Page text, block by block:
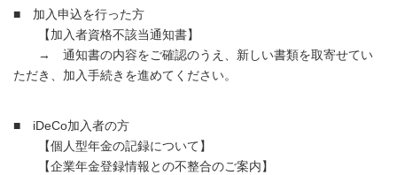
■ 加入申込を行った方
【加入者資格不該当通知書】
→ 通知書の内容をご確認のうえ、新しい書類を取寄せてい
ただき、加入手続きを進めてください。
■ iDeCo加入者の方
【個人型年金の記録について】
【企業年金登録情報との不整合のご案内】